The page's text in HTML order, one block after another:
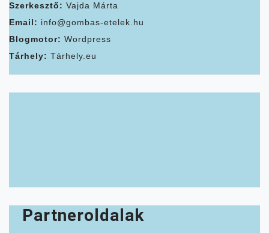
Szerkesztő: Vajda Márta
Email: info@gombas-etelek.hu
Blogmotor: Wordpress
Tárhely: Tárhely.eu
Partneroldalak